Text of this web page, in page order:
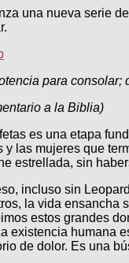
una nueva serie
para
a la Biblia)
es una etapa
y las mujeres que
estrellada, sin
incluso sin
la vida ensancha
estos grandes
existencia humana
de dolor. Es una